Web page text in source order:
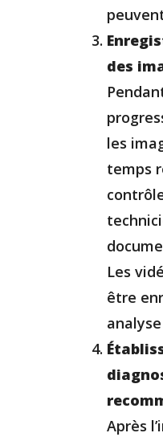
des
les
temps
Les
être
Après